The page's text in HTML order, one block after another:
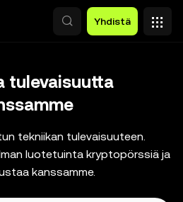
Yhdistä
tulevaisuutta
tekniikan tulevaisuuteen.
luotetuinta kryptopörssiä ja
kanssamme.